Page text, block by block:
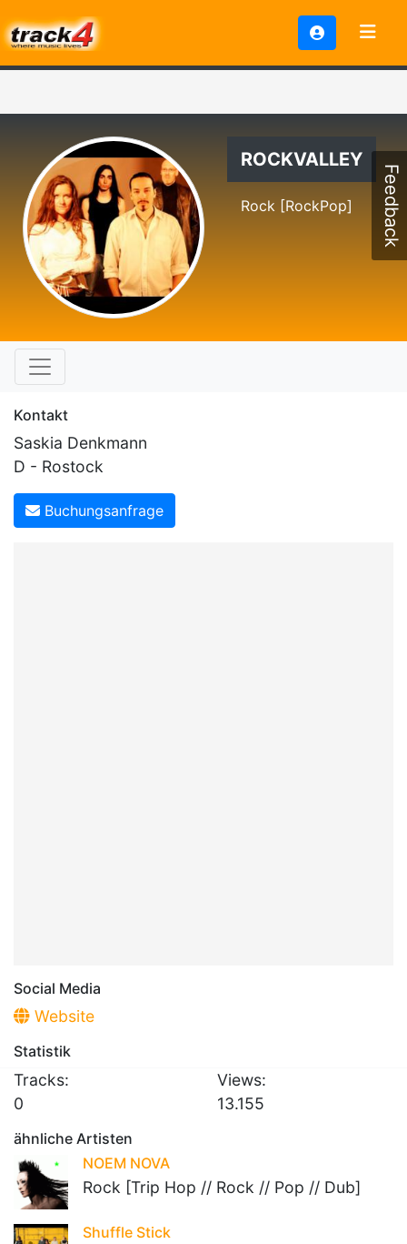
ROCKVALLEY
Rock [RockPop]
Kontakt
Saskia Denkmann
D - Rostock
Buchungsanfrage
Social Media
Website
Statistik
Tracks:
0
Views:
13.155
ähnliche Artisten
NOEM NOVA
Rock [Trip Hop // Rock // Pop // Dub]
Shuffle Stick
Feedback